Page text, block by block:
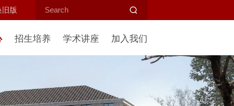
旧版
招生培养 学术讲座 加入我们